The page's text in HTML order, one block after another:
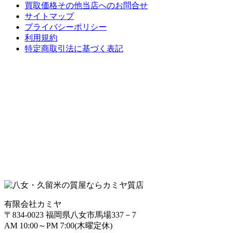
買取価格その他当店へのお問合せ
サイトマップ
プライバシーポリシー
利用規約
特定商取引法に基づく表記
有限会社カミヤ
〒834-0023 福岡県八女市馬場337－7
AM 10:00～PM 7:00(木曜定休)